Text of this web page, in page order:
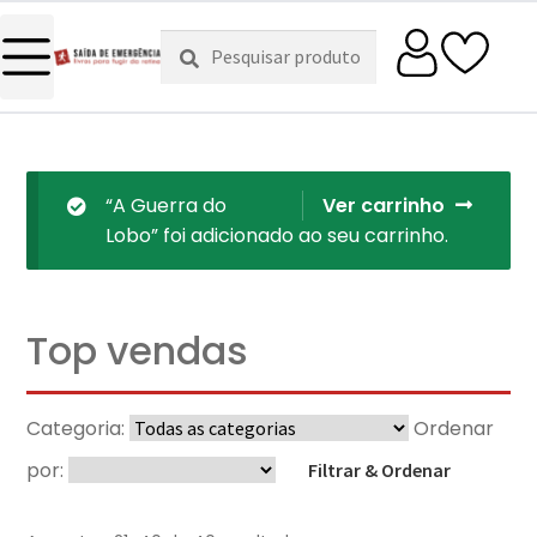
Pesquisar
por:
Pesquisa
Ver carrinho
“A Guerra do
Lobo” foi adicionado ao seu carrinho.
Top vendas
Categoria:
Ordenar
por:
Filtrar & Ordenar